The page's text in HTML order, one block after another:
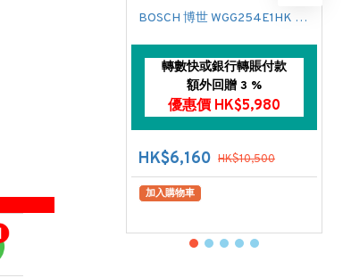
BOSCH 博世 WGG254E1HK 前置式洗衣機 (10 公斤,1400 轉/分鐘)
轉數快或銀行轉賬付款
額外回贈 3 %
優惠價 HK$5,980
HK$6,160 HK$10,500
加入購物車